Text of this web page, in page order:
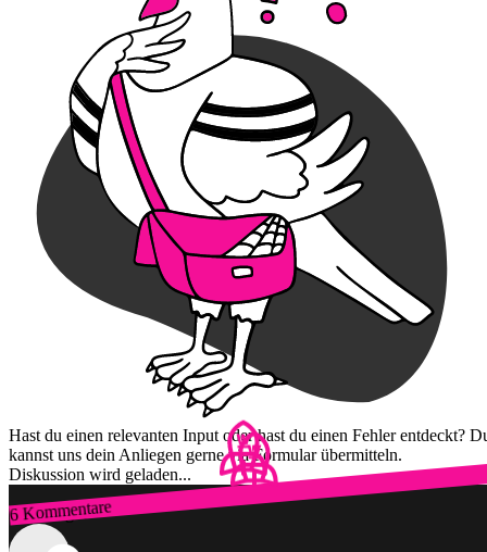
Hast du einen relevanten Input oder hast du einen Fehler entdeckt?
kannst uns dein Anliegen gerne via Formular übermitteln.
Diskussion wird geladen...
6 Kommentare
Zum Login